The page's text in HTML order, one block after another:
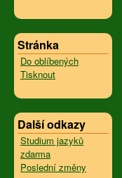
Stránka
Do oblíbených
Tisknout
Další odkazy
Studium jazyků
zdarma
Poslední změny